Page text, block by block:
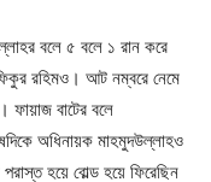
বলে ৫ বলে ১ রান করে
রহিমও। আট নম্বরে নেমে
ফায়াজ বাটের বলে
অধিনায়ক মাহমুদউল্লাহও
হয়ে বোল্ড হয়ে ফিরেছিন